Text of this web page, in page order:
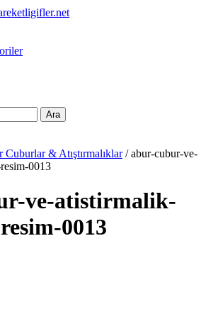
Ara
Cuburlar & Atıştırmalıklar/ abur-cubur-ve-
0013
ve-atistirmalik-
0013